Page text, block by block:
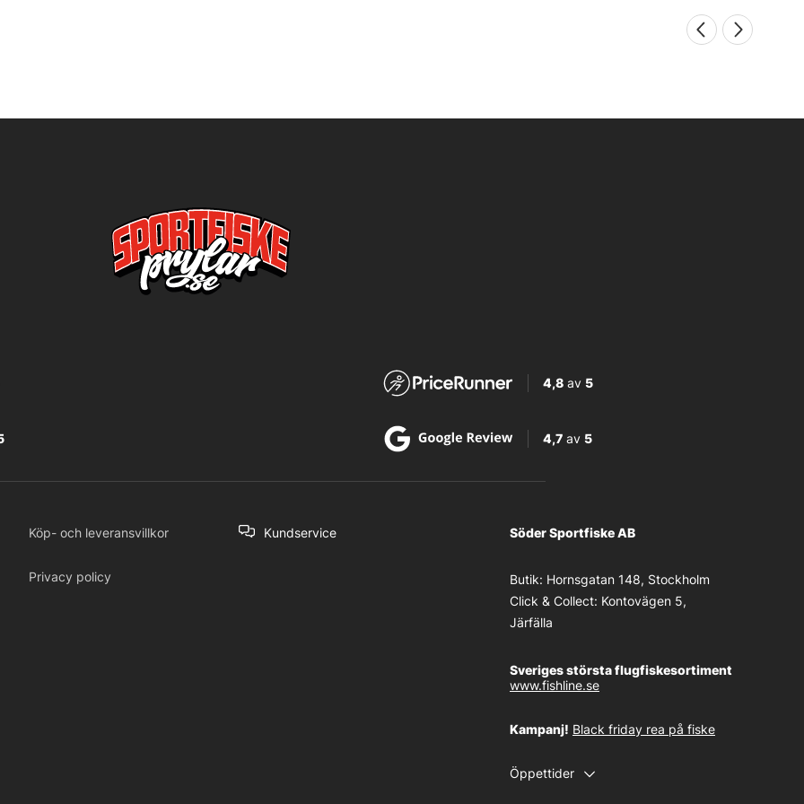
4,8av 5
4,7av 5
Köp- och leveransvillkor
Privacy policy
Kundservice Söder Sportfiske AB
Butik: Hornsgatan 148, Stockholm
Click & Collect: Kontovägen 5,
Järfälla
Sveriges största flugfiskesortiment
www.fishline.se
Kampanj! Black friday rea på fiske
Öppettider